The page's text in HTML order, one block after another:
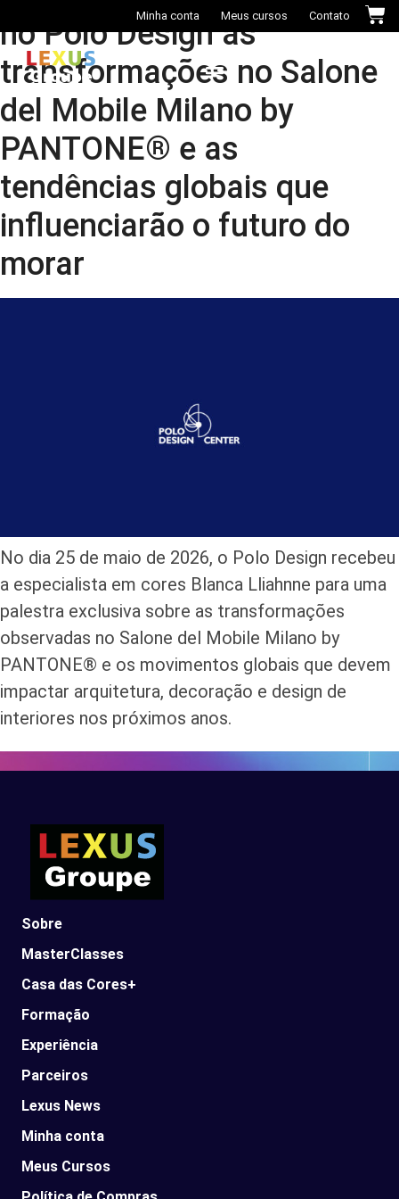
Minha conta Meus cursos Contato
no Polo Design as
transformações no Salone
del Mobile Milano by
PANTONE® e as
tendências globais que
influenciarão o futuro do
morar
No dia 25 de maio de 2026, o Polo Design recebeu
a especialista em cores Blanca Lliahnne para uma
palestra exclusiva sobre as transformações
observadas no Salone del Mobile Milano by
PANTONE® e os movimentos globais que devem
impactar arquitetura, decoração e design de
interiores nos próximos anos.
Sobre
MasterClasses
Casa das Cores+
Formação
Experiência
Parceiros
Lexus News​
Minha conta
Meus Cursos